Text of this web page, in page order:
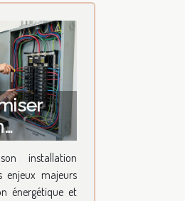
une
?
installation
enjeux majeurs
énergétique et